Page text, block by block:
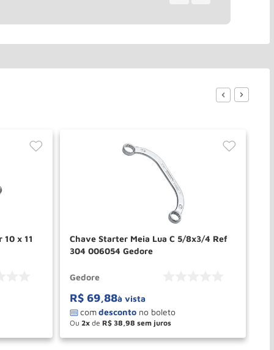
x 11
Chave Starter Meia Lua C 5/8x3/4 Ref
304 006054 Gedore
Gedore
R$ 69,88à vista
Ou 2 de R$ 38,98
＋
－ COMPRAR